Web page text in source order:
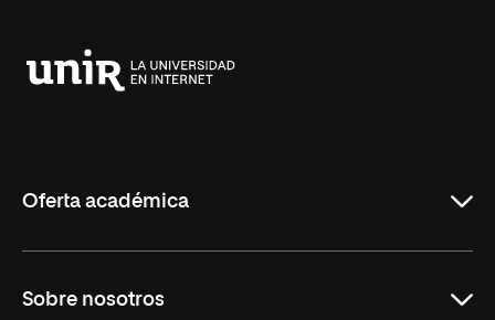
Oferta académica
Másteres Oficiales
Sobre nosotros